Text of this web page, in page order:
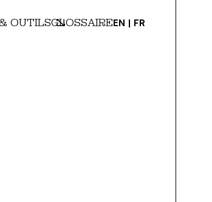
OUTILSGLOSSAIREEN FR